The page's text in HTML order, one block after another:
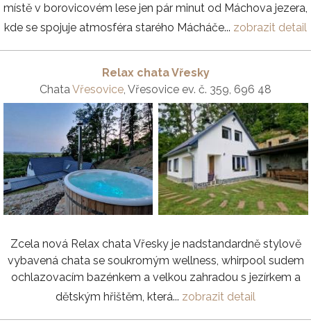
místě v borovicovém lese jen pár minut od Máchova jezera,
kde se spojuje atmosféra starého Mácháče... zobrazit detail
Relax chata Vřesky
Chata Vřesovice , Vřesovice ev. č. 359, 696 48
Zcela nová Relax chata Vřesky je nadstandardně stylově
vybavená chata se soukromým wellness, whirpool sudem
ochlazovacím bazénkem a velkou zahradou s jezírkem a
dětským hřištěm, která... zobrazit detail